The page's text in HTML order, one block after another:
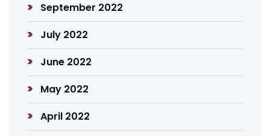
September 2022
July 2022
June 2022
May 2022
April 2022